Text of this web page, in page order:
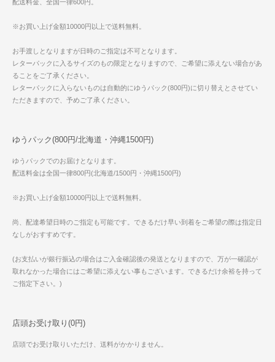
配送料金、全国一律600円。
※お買い上げ金額10000円以上で送料無料。
お手渡しとなりますが日時のご指定は不可となります。
レターパックに入るサイズのもの限定となりますので、ご希望に添えない場合があ
ることをご了承ください。
レターパックに入らないものは自動的にゆうパック(800円)に切り替えとさせてい
ただきますので、予めご了承ください。
ゆうパック(800円/北海道・沖縄1500円)
ゆうパックでのお届けとなります。
配送料金は全国一律800円(北海道/1500円・沖縄1500円)
※お買い上げ金額10000円以上で送料無料。
尚、配達希望日時のご指定も可能です。できるだけ早い到着をご希望の際は指定日
なしがおすすめです。
(お支払いが銀行振込の場合はご入金確認後の発送となりますので、万が一確認が
取れなかった場合にはご希望に添えない事もございます。できるだけ余裕を持って
ご指定下さい。)
店頭お受け取り(0円)
店頭でお受け取りいただけ、送料がかかりません。